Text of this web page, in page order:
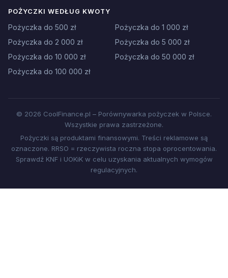
POŻYCZKI WEDŁUG KWOTY
Pożyczka do 500 zł
Pożyczka do 1 000 zł
Pożyczka do 2 000 zł
Pożyczka do 5 000 zł
Pożyczka do 10 000 zł
Pożyczka do 50 000 zł
Pożyczka do 100 000 zł
© 2026 CoolFinance.pl – Porównywarka pożyczek w Polsce.
Wszystkie prawa zastrzeżone.
Pożyczki są produktami finansowymi. Treści reklamowe są
oznaczone. RRSO = rzeczywista roczna stopa oprocentowania.
Sprawdź KNF i UOKiK w celu uzyskania aktualnych wymogów
regulacyjnych.